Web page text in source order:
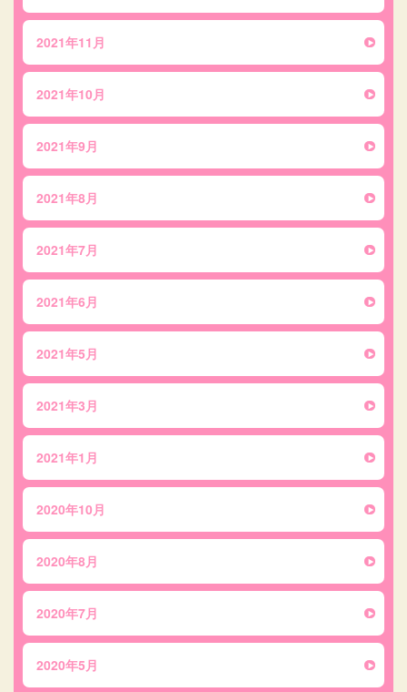
2021年11月
2021年10月
2021年9月
2021年8月
2021年7月
2021年6月
2021年5月
2021年3月
2021年1月
2020年10月
2020年8月
2020年7月
2020年5月